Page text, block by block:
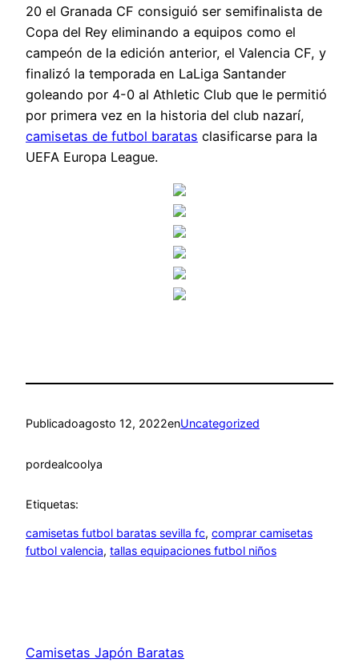
20 el Granada CF consiguió ser semifinalista de
Copa del Rey eliminando a equipos como el
campeón de la edición anterior, el Valencia CF, y
finalizó la temporada en LaLiga Santander
goleando por 4-0 al Athletic Club que le permitió
por primera vez en la historia del club nazarí,
camisetas de futbol baratas clasificarse para la
UEFA Europa League.
Publicadoagosto 12, 2022enUncategorized
pordealcoolya
Etiquetas:
camisetas futbol baratas sevilla fc, comprar camisetas
futbol valencia, tallas equipaciones futbol niños
Camisetas Japón Baratas